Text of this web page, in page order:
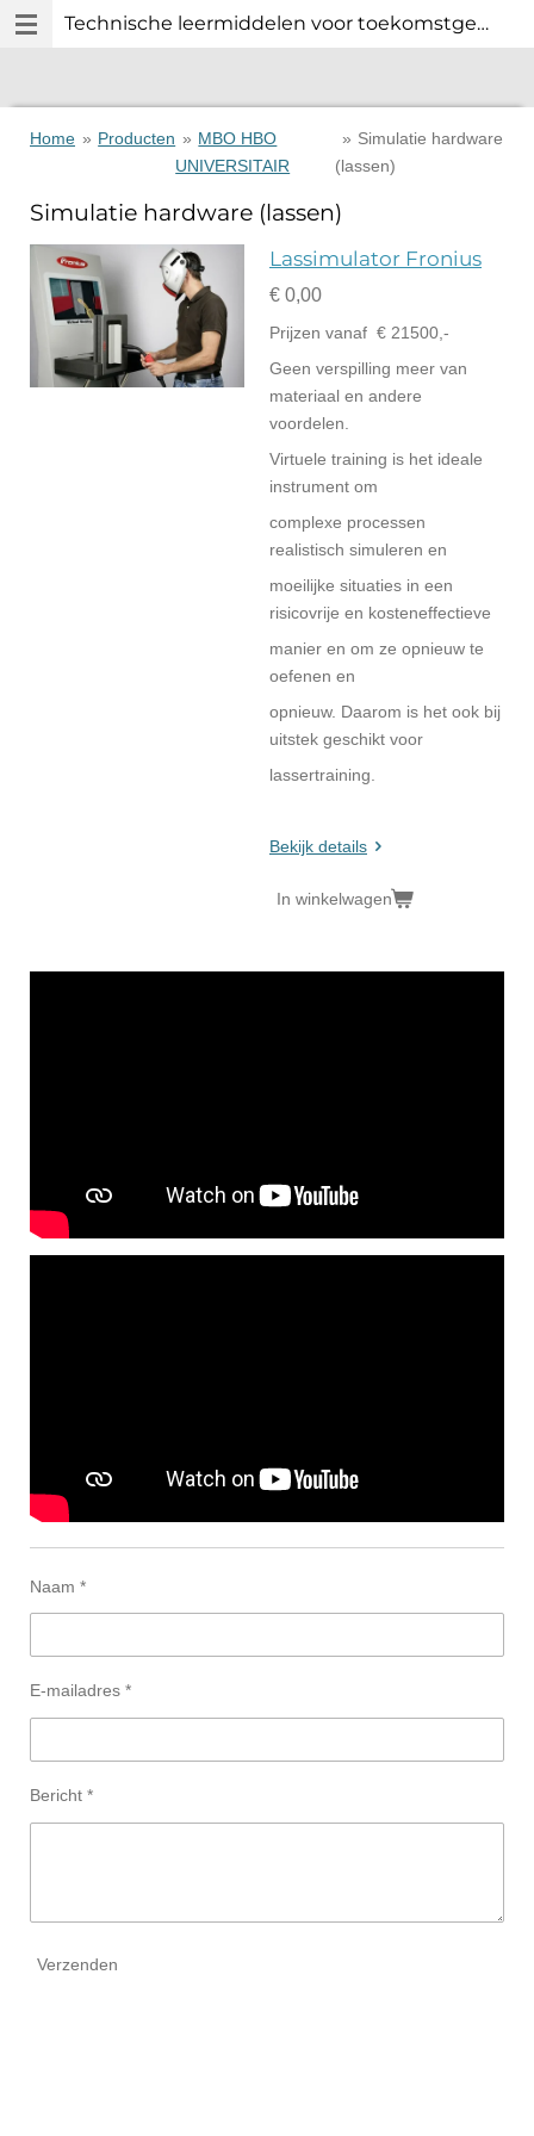
Ga
direct
de
hoofdinhoud
Technische leermiddelen voor toekomstgericht technisch onderwijs.
Home » Producten » MBO HBO
UNIVERSITAIR
» Simulatie hardware
(lassen)
Simulatie hardware (lassen)
Lassimulator Fronius
€ 0,00
Prijzen vanaf € 21500,-
Geen verspilling meer van
materiaal en andere
voordelen.
Virtuele training is het ideale
instrument om
complexe processen
realistisch simuleren en
moeilijke situaties in een
risicovrije en kosteneffectieve
manier en om ze opnieuw te
oefenen en
opnieuw. Daarom is het ook bij
uitstek geschikt voor
lassertraining.
Bekijk details
In winkelwagen
Naam *
E-mailadres *
Bericht *
Verzenden